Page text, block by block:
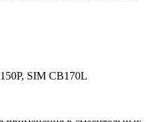
SIM CB170L